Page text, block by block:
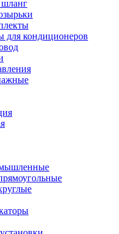
для кондиционеров